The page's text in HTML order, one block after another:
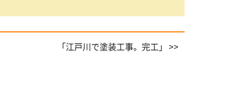
「江戸川で塗装工事。完工」 >>